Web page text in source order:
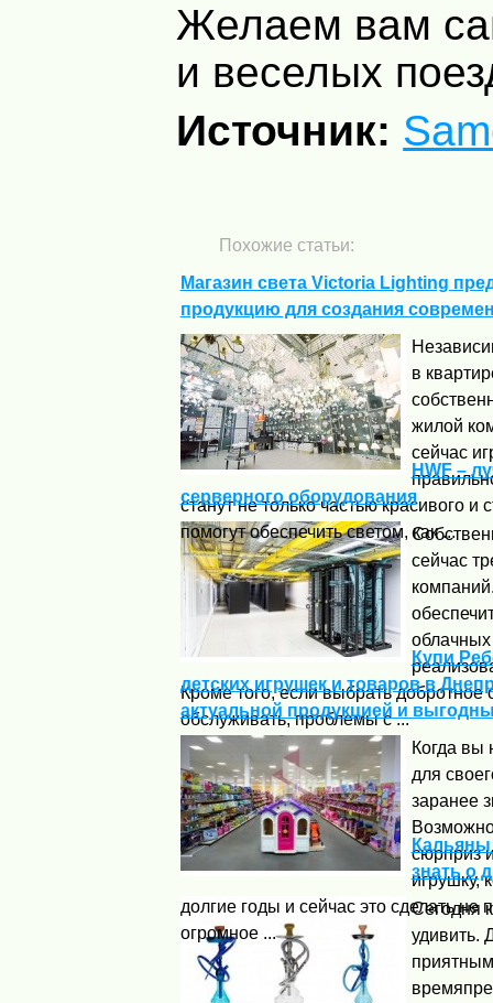
Желаем вам
и веселых
Источник:
Похожие статьи:
Магазин света Victoria Lighting
продукцию для создания
в
жилой
сейчас
станут не только частью красивого и
помогут обеспечить светом, как ...
HWF –
серверного оборудования
сейчас
Кроме того, если выбрать добротное
обслуживать, проблемы с ...
Купи
детских игрушек и товаров в
актуальной продукцией и
Когда вы
для
заранее
сюрприз
игрушку,
долгие годы и сейчас это сделать не
огромное ...
знать о
Сегодня
удивить.